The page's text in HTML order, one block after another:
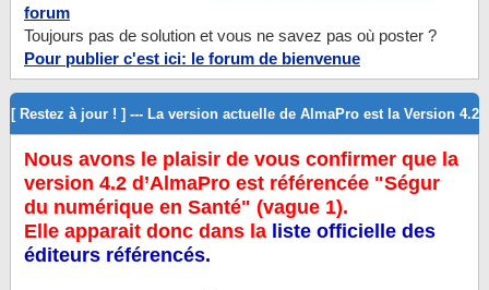
forum
Toujours pas de solution et vous ne savez pas où poster ?
Pour publier c'est ici: le forum de bienvenue
[ Restez à jour ! ] --- La version actuelle de AlmaPro est la Version 4.2
Nous avons le plaisir de vous confirmer que la
version 4.2 d’AlmaPro est référencée "Ségur
du numérique en Santé" (vague 1).
Elle apparait donc dans la liste officielle des
éditeurs référencés.